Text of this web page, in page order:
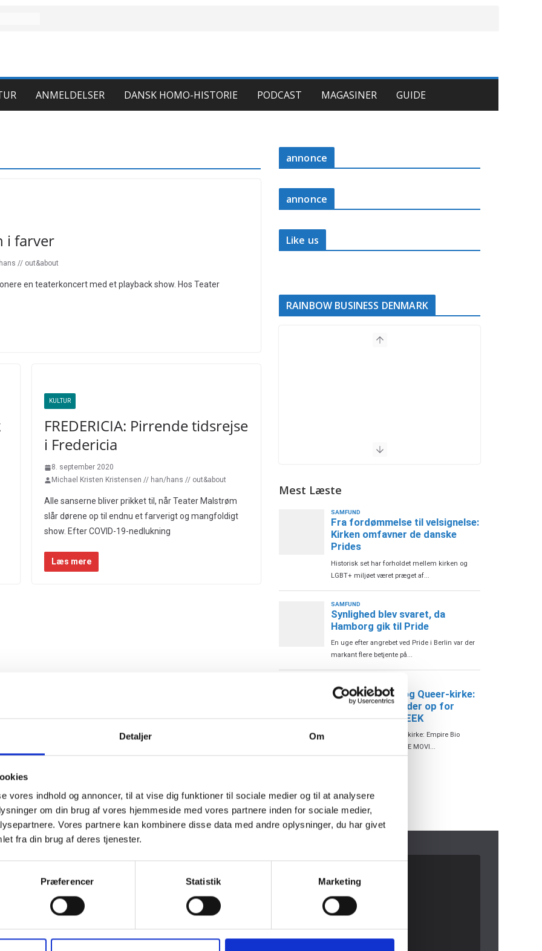
Detaljer Om
vores indhold og annoncer, til at vise dig funktioner til sociale medier og til at analysere
om din brug af vores hjemmeside med vores partnere inden for sociale medier,
Vores partnere kan kombinere disse data med andre oplysninger, du har givet
fra din brug af deres tjenester.
Præferencer Statistik Marketing
ANMELDELSER DANSK HOMO-HISTORIE PODCAST MAGASINER GUIDE
i farver
// out&about
en teaterkoncert med et playback show. Hos Teater
KULTUR
FREDERICIA: Pirrende tidsrejse
i Fredericia
8. september 2020
Michael Kristen Kristensen // han/hans // out&about
Alle sanserne bliver prikket til, når Teater Malstrøm
slår dørene op til endnu et farverigt og mangfoldigt
show. Efter COVID-19-nedlukning
Læs mere
annonce
annonce
Like us
RAINBOW BUSINESS DENMARK
Mest Læste
INDLÆG Medieinfo magasin